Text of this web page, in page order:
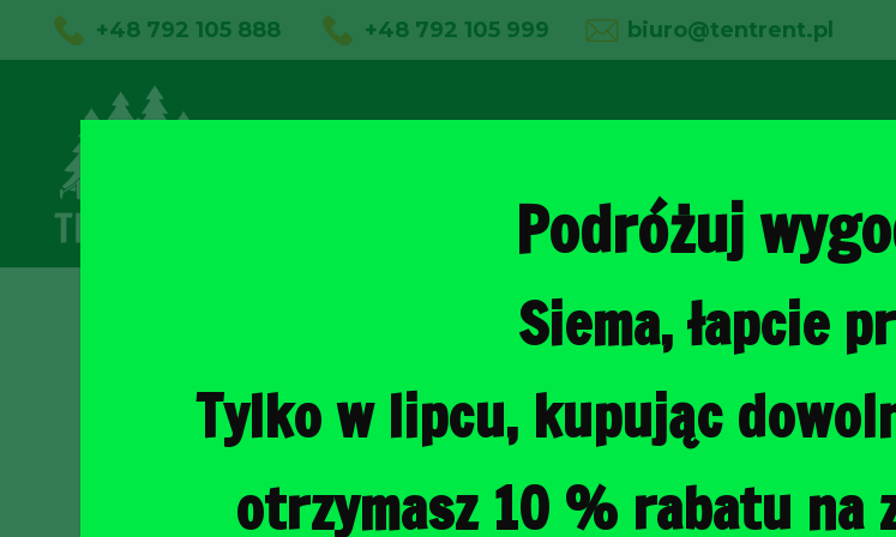
+48 792 105 888 +48 792 105 999 biuro@tentrent.pl
Strona
Podróżuj
Siema, łapcie
Tylko w lipcu, kupując
otrzymasz 10 % rabatu na